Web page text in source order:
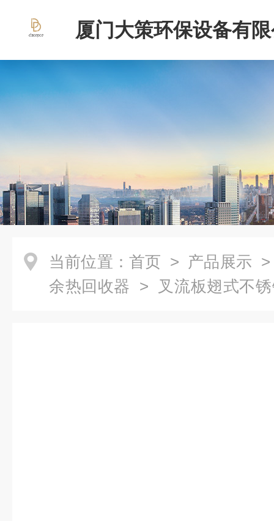
厦门大策环保设备有
当前位置： 首页 > 产品展示
余热回收器 > 叉流板翅式不